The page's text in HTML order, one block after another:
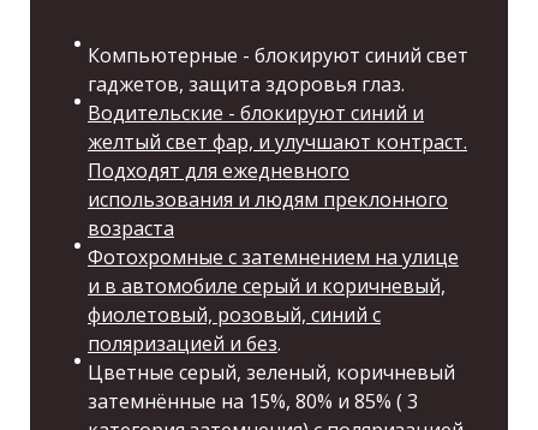
Компьютерные - блокируют синий свет
гаджетов, защита здоровья глаз.
Водительские - блокируют синий и
желтый свет фар, и улучшают контраст.
Подходят для ежедневного
использования и людям преклонного
возраста
Фотохромные с затемнением на улице
и в автомобиле серый и коричневый,
фиолетовый, розовый, синий с
поляризацией и без.
Цветные серый, зеленый, коричневый
затемнённые на 15%, 80% и 85% ( 3